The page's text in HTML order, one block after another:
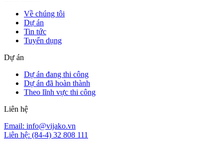
Về chúng tôi
Dự án
Tin tức
Tuyển dụng
Dự án
Dự án đang thi công
Dự án đã hoàn thành
Theo lĩnh vực thi công
Liên hệ
Email: info@vijako.vn
Liên hệ: (84-4) 32 808 111